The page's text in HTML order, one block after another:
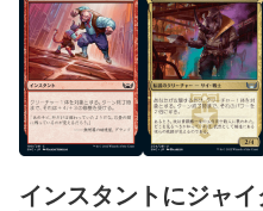
インスタントにジャ